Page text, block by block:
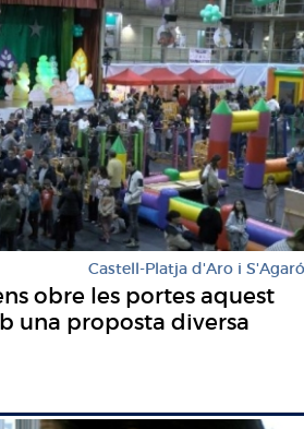
Castell-Platja d'Aro i S'Agaró
obre les portes aquest
una proposta diversa